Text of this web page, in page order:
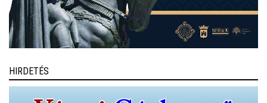
HIRDETÉS